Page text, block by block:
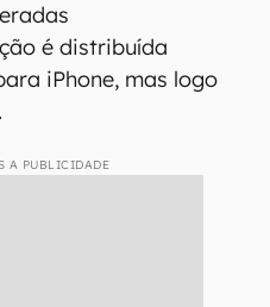
é distribuída
iPhone, mas logo
A PUBLICIDADE